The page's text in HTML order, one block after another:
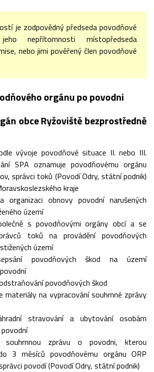
je zodpovědný předseda povodňové
nepřítomnosti místopředseda
nebo jimi pověřený člen povodňové
orgánu po povodni
obce Ryžoviště bezprostředně
vývoje povodňové situace II. nebo III.
SPA oznamuje povodňovému orgánu
správci toků (Povodí Odry, státní podnik)
kraje
organizaci obnovy povodní narušených
území
s povodňovými orgány obcí a se
toků na provádění povodňových
území
povodňových škod na území
povodňových škod
materiály na vypracování souhrnné zprávy
stravování a ubytování osobám
souhrnnou zprávu o povodni, kterou
3 měsíců povodňovému orgánu ORP
povodí (Povodí Odry, státní podnik)